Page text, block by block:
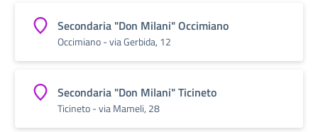
Secondaria "Don Milani" Occimiano
Occimiano - via Gerbida, 12
Secondaria "Don Milani" Ticineto
Ticineto - via Mameli, 28